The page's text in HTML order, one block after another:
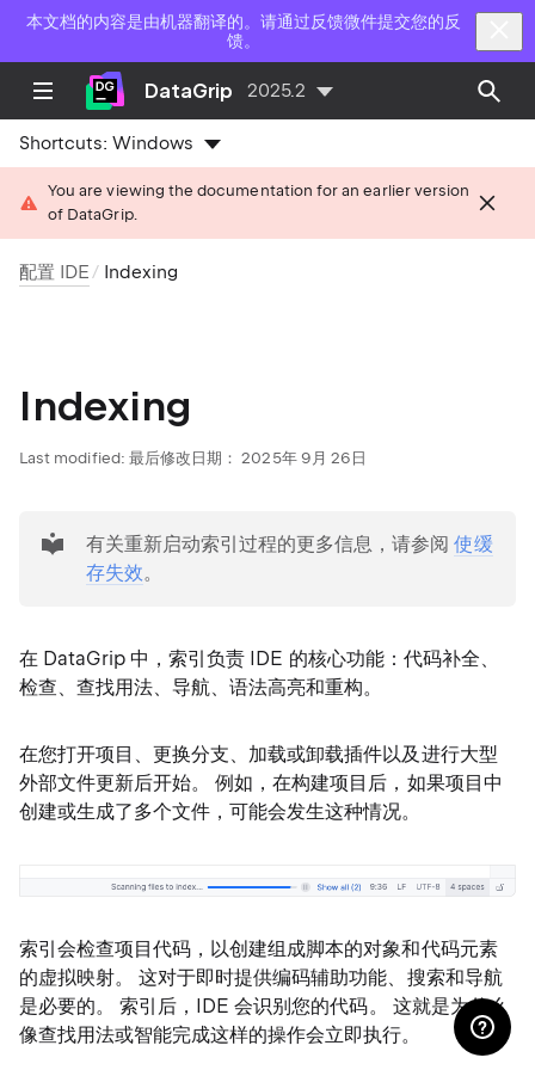
本文档的内容是由机器翻译的。请通过反馈微件提交您的反
馈。
DataGrip 2025.2
Shortcuts:Windows
You are viewing the documentation for an earlier version
of DataGrip.
配置 IDE Indexing
Indexing
Last modified: 最后修改日期： 2025年 9月 26日
有关重新启动索引过程的更多信息，请参阅使缓
存失效。
在 DataGrip 中，索引负责 IDE 的核心功能：代码补全、
检查、查找用法、导航、语法高亮和重构。
在您打开项目、更换分支、加载或卸载插件以及进行大型
外部文件更新后开始。 例如，在构建项目后，如果项目中
创建或生成了多个文件，可能会发生这种情况。
索引会检查项目代码，以创建组成脚本的对象和代码元素
的虚拟映射。 这对于即时提供编码辅助功能、搜索和导航
是必要的。 索引后，IDE 会识别您的代码。 这就是为什么
像查找用法或智能完成这样的操作会立即执行。